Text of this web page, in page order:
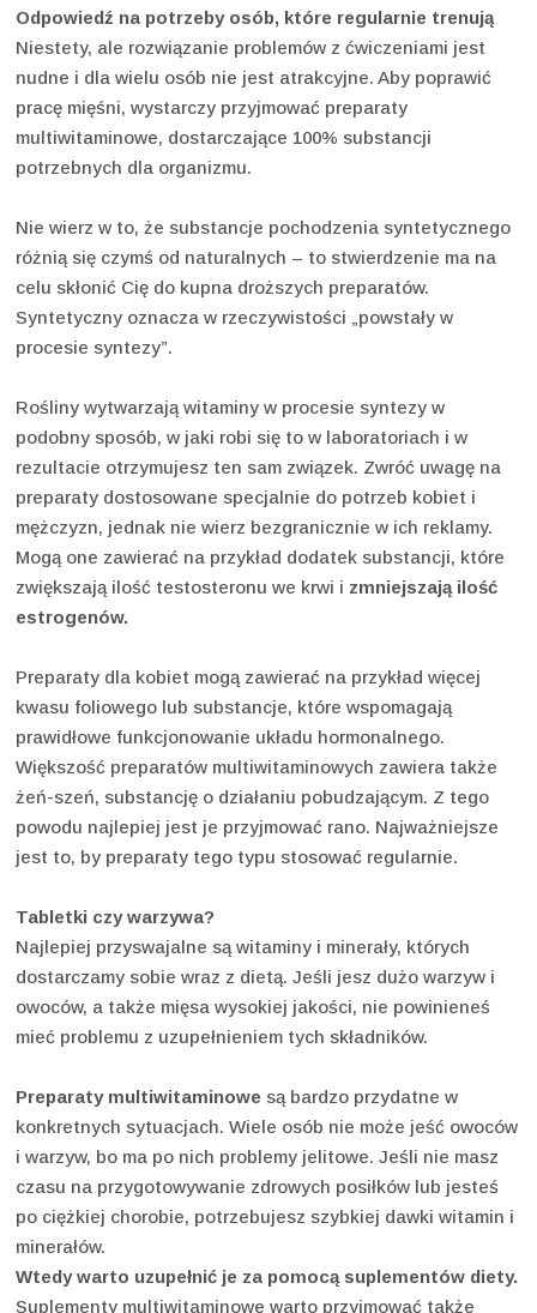
Odpowiedź na potrzeby osób, które regularnie trenują
Niestety, ale rozwiązanie problemów z ćwiczeniami jest
nudne i dla wielu osób nie jest atrakcyjne. Aby poprawić
pracę mięśni, wystarczy przyjmować preparaty
multiwitaminowe, dostarczające 100% substancji
potrzebnych dla organizmu.
Nie wierz w to, że substancje pochodzenia syntetycznego
różnią się czymś od naturalnych – to stwierdzenie ma na
celu skłonić Cię do kupna droższych preparatów.
Syntetyczny oznacza w rzeczywistości „powstały w
procesie syntezy”.
Rośliny wytwarzają witaminy w procesie syntezy w
podobny sposób, w jaki robi się to w laboratoriach i w
rezultacie otrzymujesz ten sam związek. Zwróć uwagę na
preparaty dostosowane specjalnie do potrzeb kobiet i
mężczyzn, jednak nie wierz bezgranicznie w ich reklamy.
Mogą one zawierać na przykład dodatek substancji, które
zwiększają ilość testosteronu we krwi i zmniejszają ilość
estrogenów.
Preparaty dla kobiet mogą zawierać na przykład więcej
kwasu foliowego lub substancje, które wspomagają
prawidłowe funkcjonowanie układu hormonalnego.
Większość preparatów multiwitaminowych zawiera także
żeń-szeń, substancję o działaniu pobudzającym. Z tego
powodu najlepiej jest je przyjmować rano. Najważniejsze
jest to, by preparaty tego typu stosować regularnie.
Tabletki czy warzywa?
Najlepiej przyswajalne są witaminy i minerały, których
dostarczamy sobie wraz z dietą. Jeśli jesz dużo warzyw i
owoców, a także mięsa wysokiej jakości, nie powinieneś
mieć problemu z uzupełnieniem tych składników.
Preparaty multiwitaminowe są bardzo przydatne w
konkretnych sytuacjach. Wiele osób nie może jeść owoców
i warzyw, bo ma po nich problemy jelitowe. Jeśli nie masz
czasu na przygotowywanie zdrowych posiłków lub jesteś
po ciężkiej chorobie, potrzebujesz szybkiej dawki witamin i
minerałów.
Wtedy warto uzupełnić je za pomocą suplementów diety.
Suplementy multiwitaminowe warto przyjmować także